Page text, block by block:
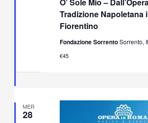
O’ Sole Mio –
Tradizione Napoletana
Fiorentino
Mio
–
Dall’Opera
Napoletana
Fondazione SorrentoSorrento,
€45
MER
28